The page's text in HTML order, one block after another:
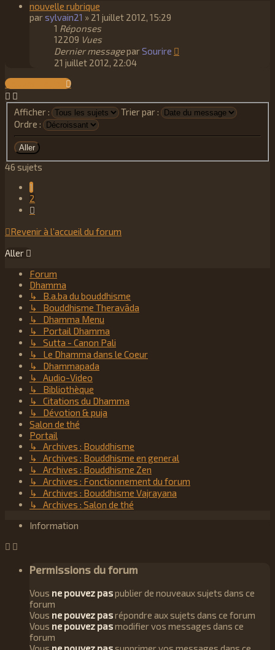
nouvelle rubrique
parsylvain21 » 21 juillet 2012, 15:29
1 Réponses
12209 Vues
Dernier messageparSourire
21 juillet 2012, 22:04
Nouveau sujet
Afficher :
Trier par :
Ordre :
46 sujets
1
2
Revenir à l’accueil du forum
Aller
Forum
Dhamma
↳ B.a.ba du bouddhisme
↳ Bouddhisme Theravāda
↳ Dhamma Menu
↳ Portail Dhamma
↳ Sutta - Canon Pali
↳ Le Dhamma dans le Coeur
↳ Dhammapada
↳ Audio-Video
↳ Bibliothèque
↳ Citations du Dhamma
↳ Dévotion & puja
Salon de thé
Portail
↳ Archives : Bouddhisme
↳ Archives : Bouddhisme en general
↳ Archives : Bouddhisme Zen
↳ Archives : Fonctionnement du forum
↳ Archives : Bouddhisme Vajrayana
↳ Archives : Salon de thé
Information
Permissions du forum
Vous ne pouvez paspublier de nouveaux sujets dans ce
forum
Vous ne pouvez pasrépondre aux sujets dans ce forum
Vous ne pouvez pasmodifier vos messages dans ce
forum